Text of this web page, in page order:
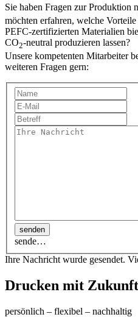
Sie haben Fragen zur Produktion
möchten erfahren, welche
PEFC-zertifizierten Materialien
CO2-neutral produzieren lassen?
Unsere kompetenten Mitarbeiter
weiteren Fragen gern:
senden
sende…
Ihre Nachricht wurde gesendet.
Drucken mit Zukunft
persönlich – flexibel – nachhaltig